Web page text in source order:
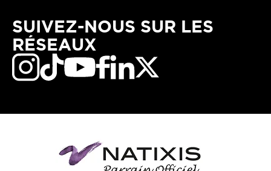
SUIVEZ-NOUS SUR LES
RÉSEAUX